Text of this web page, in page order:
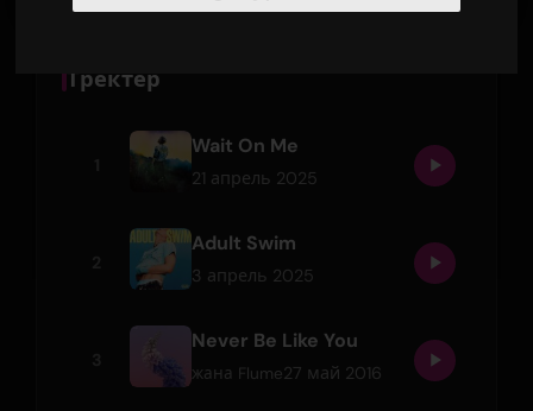
Тректер
Wait On Me
21 апрель 2025
Adult Swim
3 апрель 2025
Never Be Like You
жана Flume27 май 2016